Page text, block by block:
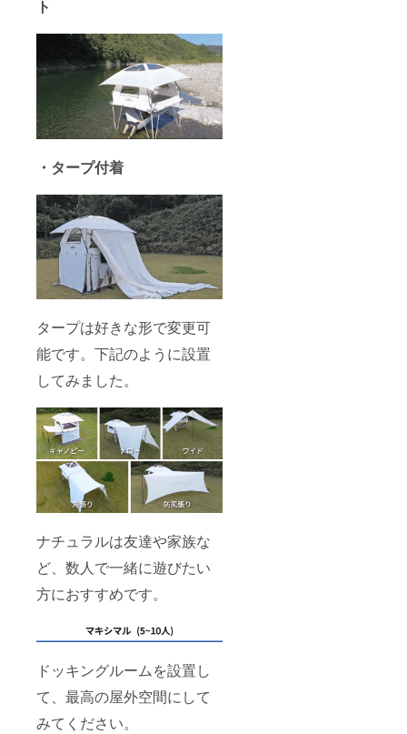
ト
・タープ付着
タープは好きな形で変更可
能です。下記のように設置
してみました。
ナチュラルは友達や家族な
ど、数人で一緒に遊びたい
方におすすめです。
ドッキングルームを設置し
て、最高の屋外空間にして
みてください。